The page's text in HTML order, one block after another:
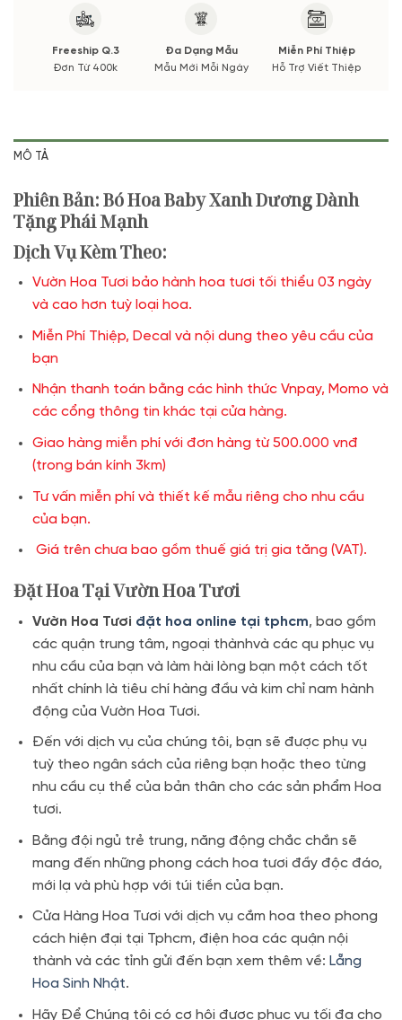
Freeship Q.3
Đơn Từ 400k
Đa Dạng Mẫu
Mẫu Mới Mỗi Ngày
Miễn Phí Thiệp
Hỗ Trợ Viết Thiệp
MÔ TẢ
Phiên Bản: Bó Hoa Baby Xanh Dương Dành
Tặng Phái Mạnh
Dịch Vụ Kèm Theo:
Vườn Hoa Tươi bảo hành hoa tươi tối thiểu 03 ngày
và cao hơn tuỳ loại hoa.
Miễn Phí Thiệp, Decal và nội dung theo yêu cầu của
bạn
Nhận thanh toán bằng các hình thức Vnpay, Momo và
các cổng thông tin khác tại cửa hàng.
Giao hàng miễn phí với đơn hàng từ 500.000 vnđ
(trong bán kính 3km)
Tư vấn miễn phí và thiết kế mẫu riêng cho nhu cầu
của bạn.
Giá trên chưa bao gồm thuế giá trị gia tăng (VAT).
Đặt Hoa Tại Vườn Hoa Tươi
Vườn Hoa Tươi đặt hoa online tại tphcm, bao gồm
các quận trung tâm, ngoại thànhvà các qu phục vụ
nhu cầu của bạn và làm hài lòng bạn một cách tốt
nhất chính là tiêu chí hàng đầu và kim chỉ nam hành
động của Vườn Hoa Tươi.
Đến với dịch vụ của chúng tôi, bạn sẽ được phụ vụ
tuỳ theo ngân sách của riêng bạn hoặc theo từng
nhu cầu cụ thể của bản thân cho các sản phẩm Hoa
tươi.
Bằng đội ngủ trẻ trung, năng động chắc chắn sẽ
mang đến những phong cách hoa tươi đầy độc đáo,
mới lạ và phù hợp với túi tiền của bạn.
Cửa Hàng Hoa Tươi với dịch vụ cắm hoa theo phong
cách hiện đại tại Tphcm, điện hoa các quận nội
thành và các tỉnh gửi đến bạn xem thêm về: Lẵng
Hoa Sinh Nhật.
Hãy Để Chúng tôi có cơ hội được phục vụ tối đa cho